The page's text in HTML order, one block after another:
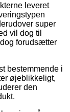
leveret
super
vil dog til
forudsætter
bestemmende i
øjeblikkeligt,
den